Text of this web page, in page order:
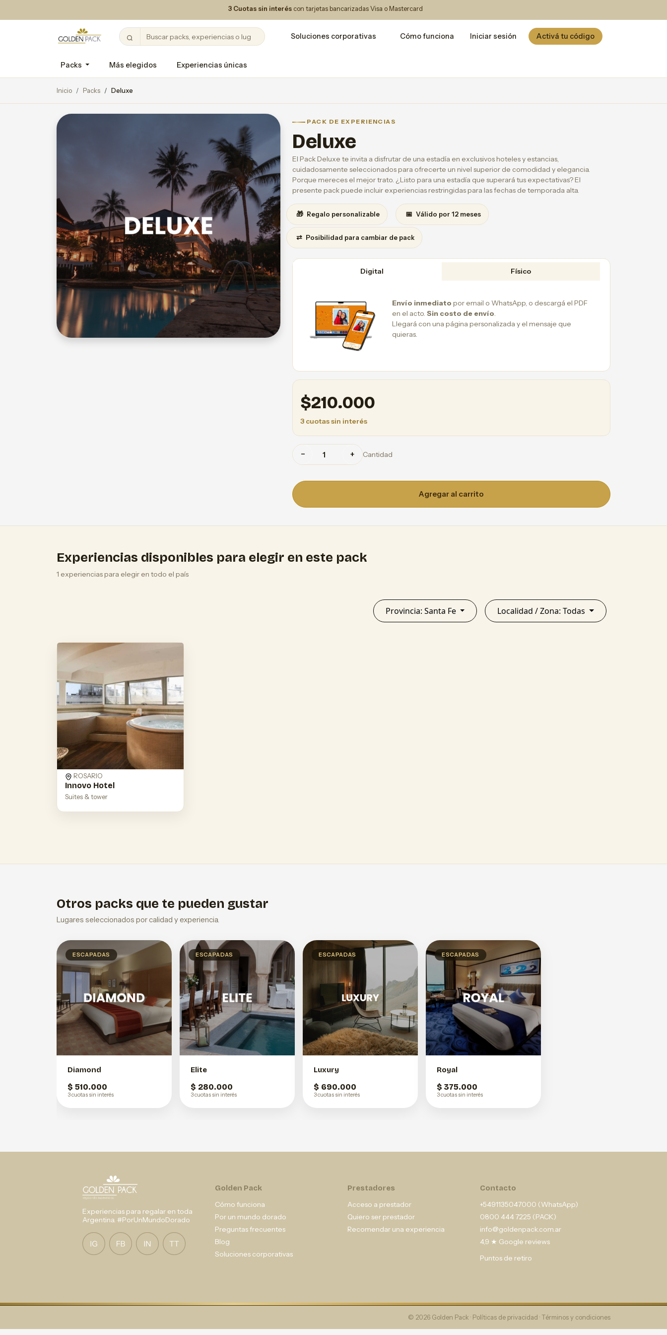
3 Cuotas sin interés con tarjetas bancarizadas Visa o Mastercard
Soluciones corporativas Cómo funciona Iniciar sesión Activá tu código
Packs Más elegidos Experiencias únicas
Inicio Packs Deluxe
PACK DE EXPERIENCIAS
Deluxe
El Pack Deluxe te invita a disfrutar de una estadía en exclusivos hoteles y estancias,
cuidadosamente seleccionados para ofrecerte un nivel superior de comodidad y elegancia.
Porque mereces el mejor trato. ¿Listo para una estadía que superará tus expectativas? El
presente pack puede incluir experiencias restringidas para las fechas de temporada alta.
🎁 Regalo personalizable 📅 Válido por 12 meses
⇄ Posibilidad para cambiar de pack
Digital Físico
Envío inmediato por email o WhatsApp, o descargá el PDF
en el acto. Sin costo de envío
Llegará con una página personalizada y el mensaje que
quieras.
$210.000
3 cuotas sin interés
− + Cantidad
Agregar al carrito
Experiencias disponibles para elegir en este pack
1 experiencias para elegir en todo el país
Provincia: Santa Fe Localidad / Zona: Todas
ROSARIO
Innovo Hotel
Suites & tower
Otros packs que te pueden gustar
Lugares seleccionados por calidad y experiencia.
ESCAPADAS
Diamond
$ 510.000
3 cuotas sin interés
ESCAPADAS
Elite
$ 280.000
3 cuotas sin interés
ESCAPADAS
Luxury
$ 690.000
3 cuotas sin interés
ESCAPADAS
Royal
$ 375.000
3 cuotas sin interés
Experiencias para regalar en toda
Argentina. #PorUnMundoDorado
Golden Pack
Cómo funciona
Por un mundo dorado
Preguntas frecuentes
Blog
Soluciones corporativas
Prestadores
Acceso a prestador
Quiero ser prestador
Recomendar una experiencia
Contacto
+5491135047000 (WhatsApp)
0800 444 7225 (PACK)
info@goldenpack.com.ar
4,9 ★ Google reviews
Puntos de retiro
© 2026 Golden Pack · Políticas de privacidad · Términos y condiciones